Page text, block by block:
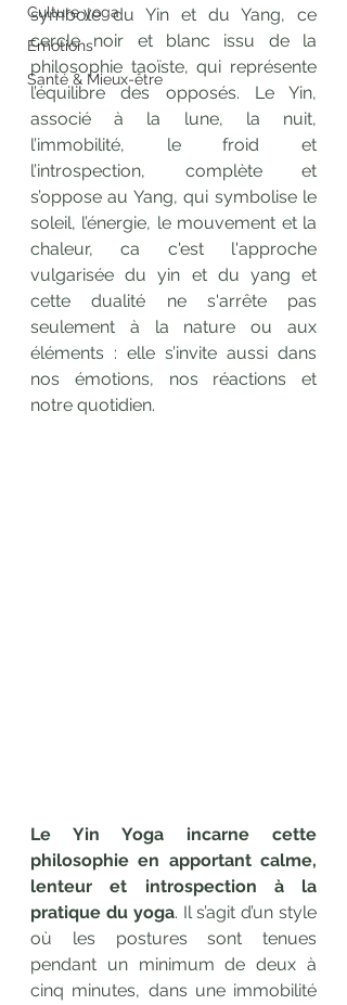
Culture yoga
Emotions
Santé & Mieux-être
symbole du Yin et du Yang, ce
cercle noir et blanc issu de la
philosophie taoïste, qui représente
l’équilibre des opposés. Le Yin,
associé à la lune, la nuit,
l’immobilité, le froid et
l’introspection, complète et
s’oppose au Yang, qui symbolise le
soleil, l’énergie, le mouvement et la
chaleur, ca c'est l'approche
vulgarisée du yin et du yang et
cette dualité ne s'arrête pas
seulement à la nature ou aux
éléments : elle s’invite aussi dans
nos émotions, nos réactions et
notre quotidien.
Le Yin Yoga incarne cette
philosophie en apportant calme,
lenteur et introspection à la
pratique du yoga. Il s’agit d’un style
où les postures sont tenues
pendant un minimum de deux à
cinq minutes, dans une immobilité